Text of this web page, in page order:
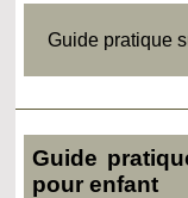
Guide pratique
Guide
pour enfant